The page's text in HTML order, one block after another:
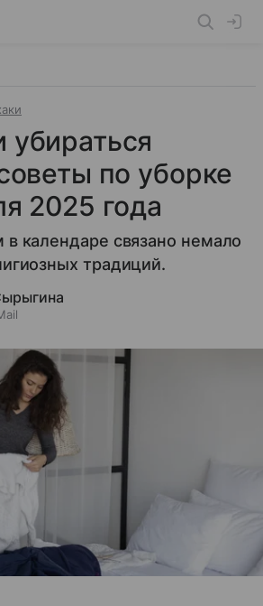
по уборке
2025 года
календаре связано немало
традиций.